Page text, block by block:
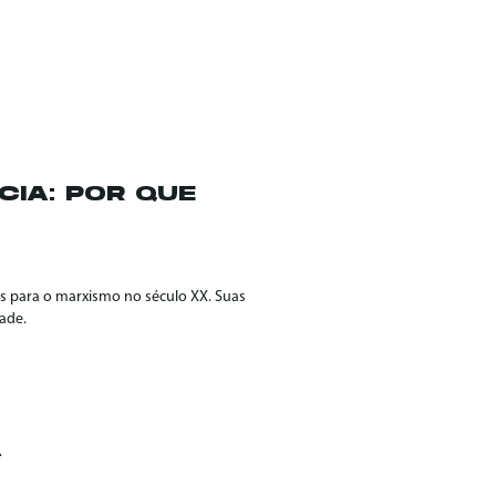
POR QUE
o marxismo no século XX. Suas